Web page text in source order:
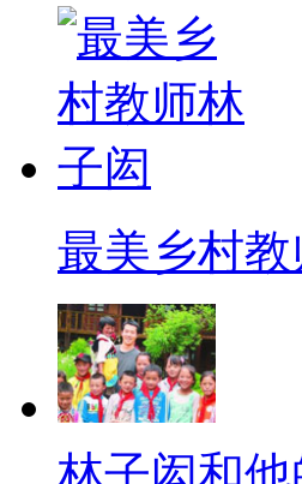
最美乡村